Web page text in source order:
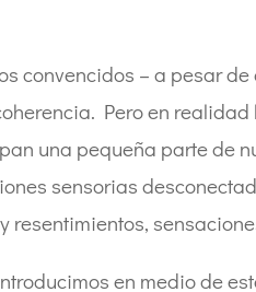
convencidos – a pesar
Pero en
una pequeña parte de
sensorias
resentimientos,
en medio de